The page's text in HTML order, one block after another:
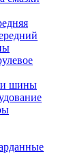
и шины